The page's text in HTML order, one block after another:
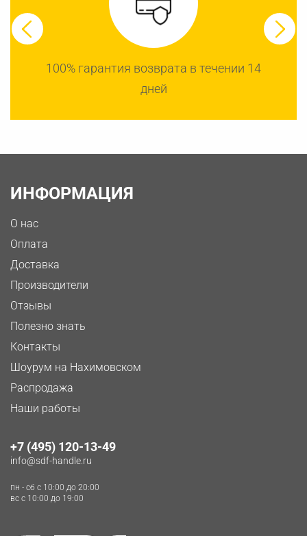
100% гарантия возврата в течении 14
дней
ИНФОРМАЦИЯ
О нас
Оплата
Доставка
Производители
Отзывы
Полезно знать
Контакты
Шоурум на Нахимовском
Распродажа
Наши работы
+7 (495) 120-13-49
info@sdf-handle.ru
пн - сб c 10:00 до 20:00
вс c 10:00 до 19:00